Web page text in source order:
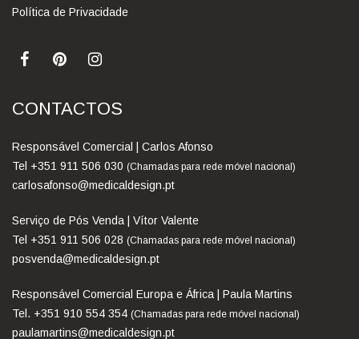
Política de Privacidade
CONTACTOS
Responsável Comercial | Carlos Afonso
Tel +351 911 506 030 (Chamadas para rede móvel nacional)
carlosafonso@medicaldesign.pt
Serviço de Pós Venda | Vítor Valente
Tel +351 911 506 028 (Chamadas para rede móvel nacional)
posvenda@medicaldesign.pt
Responsável Comercial Europa e África | Paula Martins
Tel. +351 910 554 354 (Chamadas para rede móvel nacional)
paulamartins@medicaldesign.pt